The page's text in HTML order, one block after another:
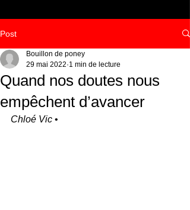
Post
Quand nos doutes nous
empêchent d’avancer
Bouillon de poney
29 mai 2022 1 min de lecture
Chloé Vic •